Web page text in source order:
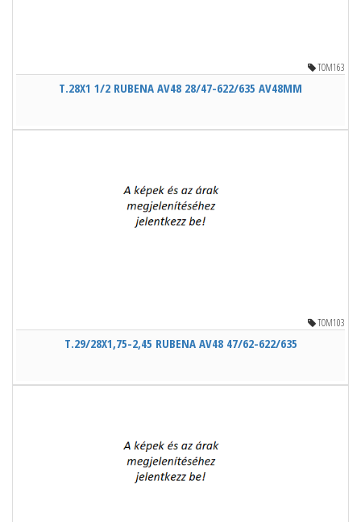
TOM163
T.28X1 1/2 RUBENA AV48 28/47-622/635 AV48MM
TOM103
T.29/28X1,75-2,45 RUBENA AV48 47/62-622/635